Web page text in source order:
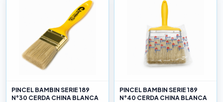
PINCEL BAMBIN SERIE 189
N°30 CERDA CHINA BLANCA
PINCEL BAMBIN SERIE 189
N°40 CERDA CHINA BLANCA